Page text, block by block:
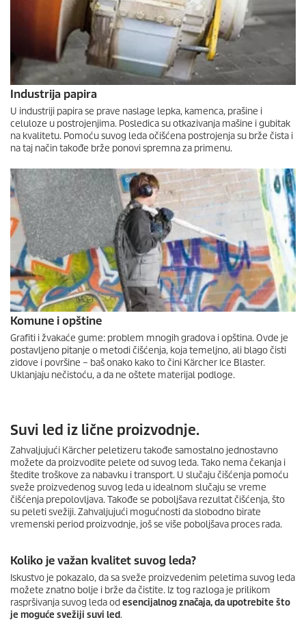
Industrija papira
U industriji papira se prave naslage lepka, kamenca, prašine i
celuloze u postrojenjima. Posledica su otkazivanja mašine i gubitak
na kvalitetu. Pomoću suvog leda očišćena postrojenja su brže čista i
na taj način takođe brže ponovi spremna za primenu.
Komune i opštine
Grafiti i žvakaće gume: problem mnogih gradova i opština. Ovde je
postavljeno pitanje o metodi čišćenja, koja temeljno, ali blago čisti
zidove i površine – baš onako kako to čini Kärcher Ice Blaster.
Uklanjaju nečistoću, a da ne oštete materijal podloge.
Suvi led iz lične proizvodnje.
Zahvaljujući Kärcher peletizeru takođe samostalno jednostavno
možete da proizvodite pelete od suvog leda. Tako nema čekanja i
štedite troškove za nabavku i transport. U slučaju čišćenja pomoću
sveže proizvedenog suvog leda u idealnom slučaju se vreme
čišćenja prepolovljava. Takođe se poboljšava rezultat čišćenja, što
su peleti svežiji. Zahvaljujući mogućnosti da slobodno birate
vremenski period proizvodnje, još se više poboljšava proces rada.
Koliko je važan kvalitet suvog leda?
Iskustvo je pokazalo, da sa sveže proizvedenim peletima suvog leda
možete znatno bolje i brže da čistite. Iz tog razloga je prilikom
raspršivanja suvog leda odesencijalnog značaja, da upotrebite što
je moguće svežiji suvi led.